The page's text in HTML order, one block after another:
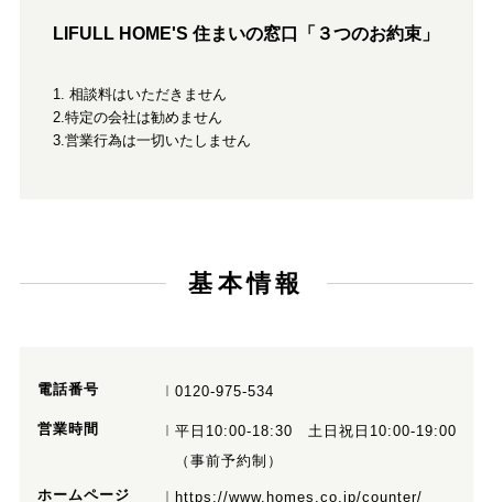
LIFULL HOME'S 住まいの窓口「３つのお約束」
1. 相談料はいただきません
2.特定の会社は勧めません
3.営業行為は一切いたしません
基本情報
電話番号 0120-975-534
営業時間
平日10:00-18:30 土日祝日10:00-19:00
（事前予約制）
ホームページ https://www.homes.co.jp/counter/